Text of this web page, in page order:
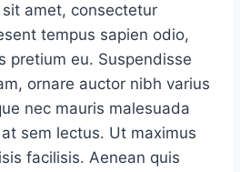
amet, consectetur
tempus sapien odio,
pretium eu. Suspendisse
ornare auctor nibh varius
nec mauris malesuada
sem lectus. Ut maximus
facilisis. Aenean quis